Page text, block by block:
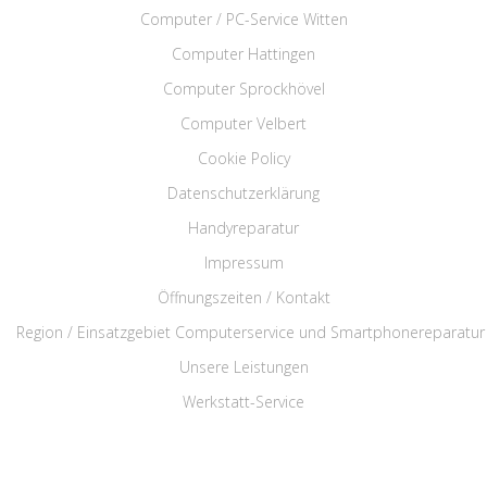
Computer / PC-Service Witten
Computer Hattingen
Computer Sprockhövel
Computer Velbert
Cookie Policy
Datenschutzerklärung
Handyreparatur
Impressum
Öffnungszeiten / Kontakt
Region / Einsatzgebiet Computerservice und Smartphonereparatur
Unsere Leistungen
Werkstatt-Service